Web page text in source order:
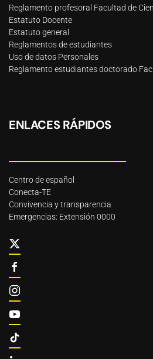
Reglamento profesoral Facultad de
Estatuto Docente
Estatuto general
Reglamentos de estudiantes
Uso de datos Personales
Reglamento estudiantes doctorado
ENLACES RÁPIDOS
Centro de español
Conecta-TE
Convivencia y transparencia
Emergencias: Extensión 0000